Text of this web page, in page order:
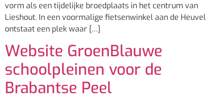
vorm als een tijdelijke broedplaats in het centrum van
Lieshout. In een voormalige fietsenwinkel aan de Heuvel
ontstaat een plek waar […]
Website GroenBlauwe
schoolpleinen voor de
Brabantse Peel